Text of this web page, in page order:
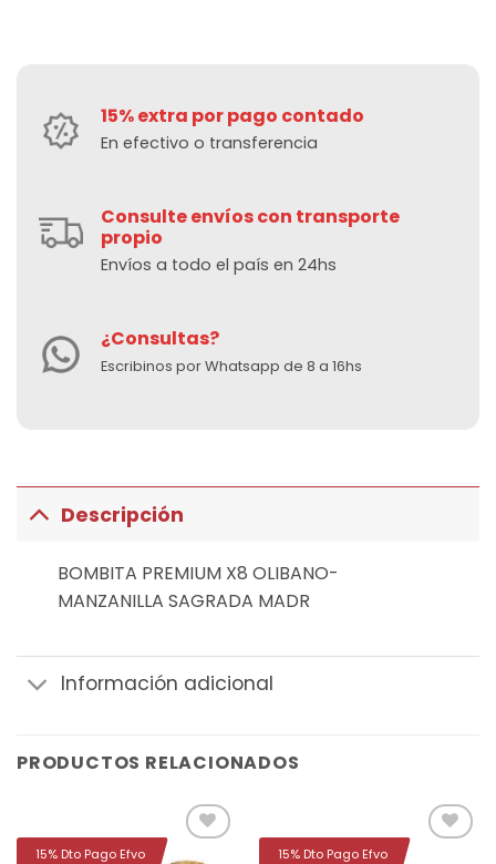
15% extra por pago contado
En efectivo o transferencia
Consulte envíos con transporte
propio
Envíos a todo el país en 24hs
¿Consultas?
Escribinos por Whatsapp de 8 a 16hs
Descripción
BOMBITA PREMIUM X8 OLIBANO-
MANZANILLA SAGRADA MADR
Información adicional
PRODUCTOS RELACIONADOS
15% Dto Pago Efvo 15% Dto Pago Efvo